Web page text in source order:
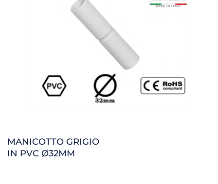
MANICOTTO GRIGIO
IN PVC Ø32MM